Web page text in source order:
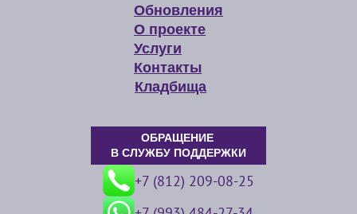
Обновления
О проекте
Услуги
Контакты
Кладбища
ОБРАЩЕНИЕ
В СЛУЖБУ ПОДДЕРЖКИ
+7 (812) 209-08-25